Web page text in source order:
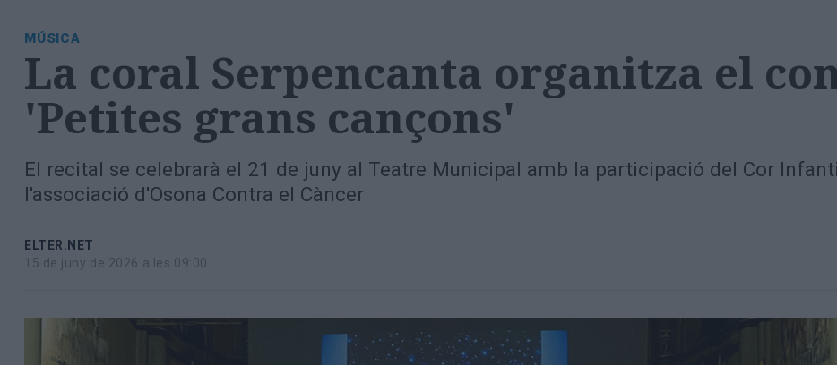
Manlleu
Totes
les
notícies
MÚSICA
La coral Serpencanta organitza el
'Petites grans cançons'
El recital se celebrarà el 21 de juny al Teatre Municipal amb la participació del Cor
l'associació d'Osona Contra el Càncer
ELTER.NET
15 de juny de 2026 a les 09:00